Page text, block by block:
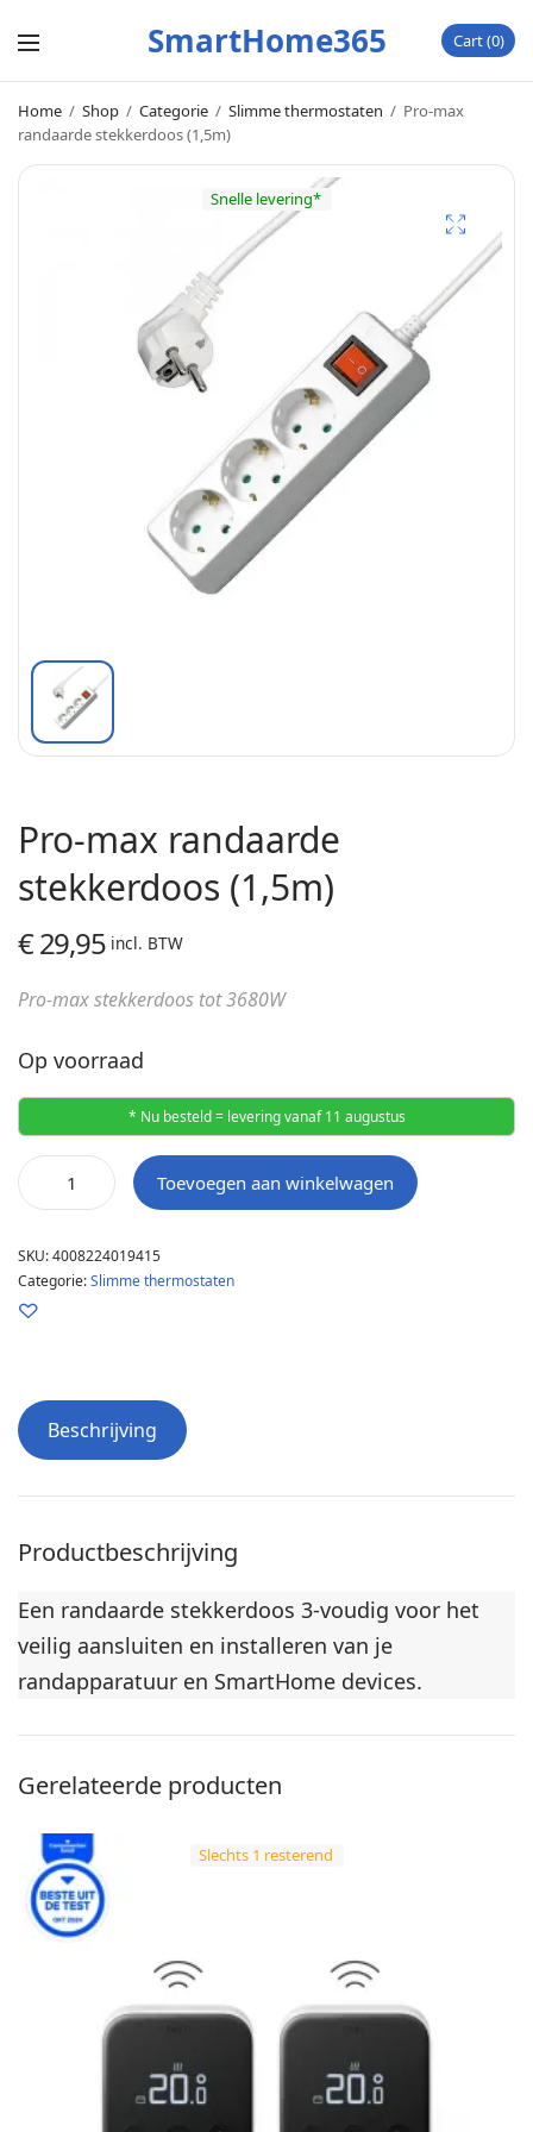
SmartHome365 Cart 0
Home / Shop / Categorie / Slimme thermostaten / Pro-max
randaarde stekkerdoos (1,5m)
Snelle levering*
Pro-max randaarde
stekkerdoos (1,5m)
€29,95 incl. BTW
Pro-max stekkerdoos tot 3680W
Op voorraad
* Nu besteld = levering vanaf 11 augustus
Toevoegen aan winkelwagen
SKU:4008224019415
Categorie:Slimme thermostaten
Beschrijving
Productbeschrijving
Een randaarde stekkerdoos 3-voudig voor het
veilig aansluiten en installeren van je
randapparatuur en SmartHome devices.
Gerelateerde producten
Slechts 1 resterend